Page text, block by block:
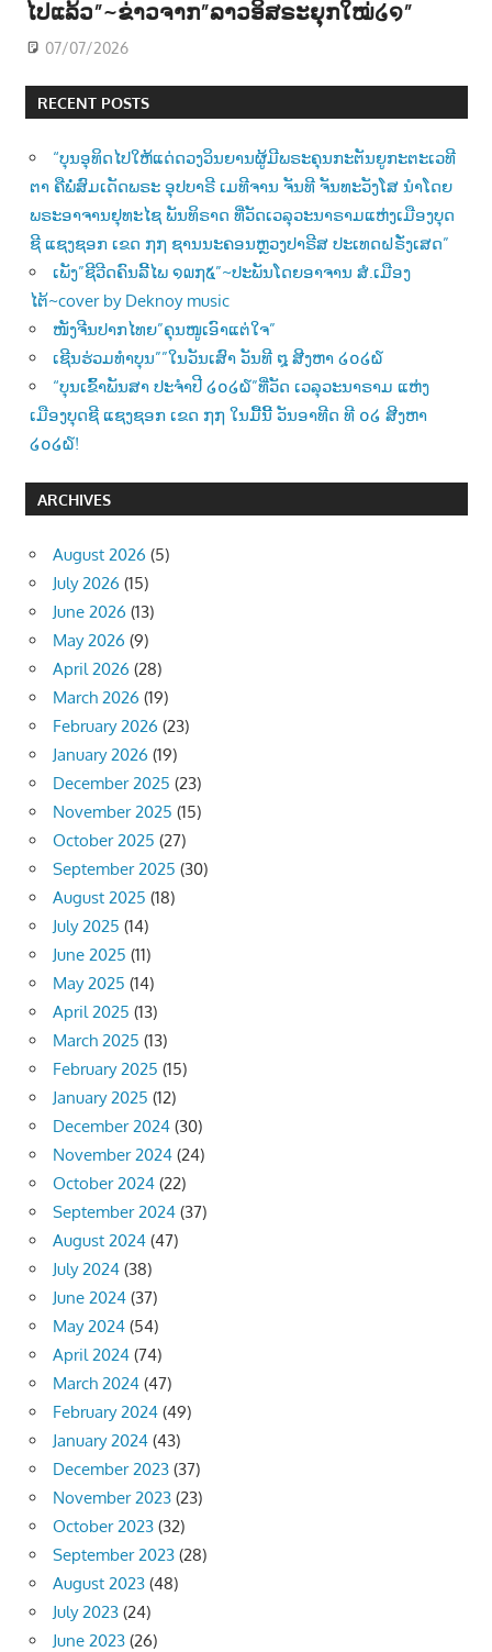
ໄປແລ້ວ”~ຂ່າວຈາກ”ລາວອິສຣະຍຸກໃໝ່໒໑”
07/07/2026
RECENT POSTS
“ບຸນອຸທິດໄປໃຫ້ແດ່ດວງວິນຍານຜູ້ມີພຣະຄຸນກະຕັນຍູກະຕະເວທີ
ຕາ ຄືພໍ່ສົມເດັດພຣະ ອຸປບາຣີ ເມທີຈານ ຈັນທີ ຈັນທະວັງໂສ ນຳໂດຍ
ພຣະອາຈານຢຸທະໄຊ ພັນທິຣາດ ທີ່ວັດເວລຸວະນາຣາມແຫ່ງເມືອງບຸດ
ຊີ ແຊງຊອກ ເຂດ ໗໗ ຊານນະຄອນຫຼວງປາຣີສ ປະເທດຝຣັ່ງເສດ”
ເພັງ”ຊີວີດຄົນລີ້ໄພ ໑໙໗໕”~ປະພັນໂດຍອາຈານ ສໍ.ເມືອງ
ໄຕ້~cover by Deknoy music
ໜັງຈີນປາກໄທຍ”ຄຸນໜູເອົາແຕ່ໃຈ”
ເຊີນຮ່ວມທຳບຸນ””ໃນວັນເສົາ ວັນທີ ໘ ສີງຫາ ໒໐໒໖
“ບຸນເຂົ້າພັນສາ ປະຈຳປີ ໒໐໒໖”ທີ່ວັດ ເວລຸວະນາຣາມ ແຫ່ງ
ເມືອງບຸດຊີ ແຊງຊອກ ເຂດ ໗໗ ໃນມື້ນີ້ ວັນອາທີດ ທີ ໐໒ ສີງຫາ
໒໐໒໖!
ARCHIVES
August 2026 (5)
July 2026 (15)
June 2026 (13)
May 2026 (9)
April 2026 (28)
March 2026 (19)
February 2026 (23)
January 2026 (19)
December 2025 (23)
November 2025 (15)
October 2025 (27)
September 2025 (30)
August 2025 (18)
July 2025 (14)
June 2025 (11)
May 2025 (14)
April 2025 (13)
March 2025 (13)
February 2025 (15)
January 2025 (12)
December 2024 (30)
November 2024 (24)
October 2024 (22)
September 2024 (37)
August 2024 (47)
July 2024 (38)
June 2024 (37)
May 2024 (54)
April 2024 (74)
March 2024 (47)
February 2024 (49)
January 2024 (43)
December 2023 (37)
November 2023 (23)
October 2023 (32)
September 2023 (28)
August 2023 (48)
July 2023 (24)
June 2023 (26)